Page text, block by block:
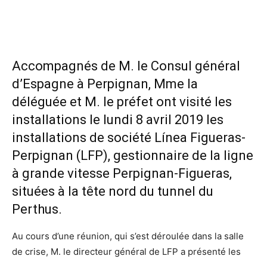
Accompagnés de M. le Consul général
d’Espagne à Perpignan, Mme la
déléguée et M. le préfet ont visité les
installations le lundi 8 avril 2019 les
installations de société Línea Figueras-
Perpignan (LFP), gestionnaire de la ligne
à grande vitesse Perpignan-Figueras,
situées à la tête nord du tunnel du
Perthus.
Au cours d’une réunion, qui s’est déroulée dans la salle
de crise, M. le directeur général de LFP a présenté les